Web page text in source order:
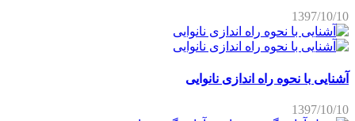
1397/10/10
آشنایی با نحوه راه اندازی نانوایی
1397/10/10